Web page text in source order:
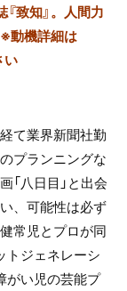
致知』。人間力
動機詳細は
い
て業界新聞社勤
プランニングな
八日目」と出会
、可能性は必ず
常児とプロが同
トジェネレーシ
がい児の芸能プ